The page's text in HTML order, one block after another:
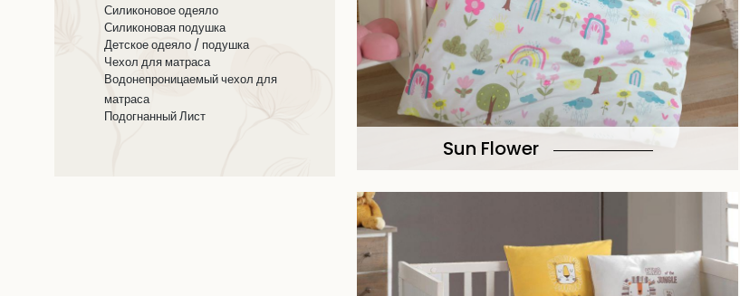
Силиконовое одеяло
Силиконовая подушка
Детское одеяло / подушка
Чехол для матраса
Водонепроницаемый чехол для
матраса
Подогнанный Лист
Sun Flower